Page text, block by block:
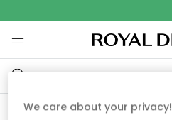
We care about your privacy!